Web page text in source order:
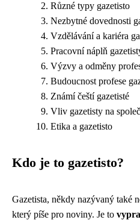
Různé typy gazetisto
Nezbytné dovednosti
Vzdělávání a kariéra
Pracovní náplň
Výzvy a odměny
Budoucnost profese
Známí čeští gazetisté
Vliv gazetisty na
Etika a gazetisto
Kdo je to gazetisto?
Gazetista, někdy nazývaný také
který píše pro noviny. Je to